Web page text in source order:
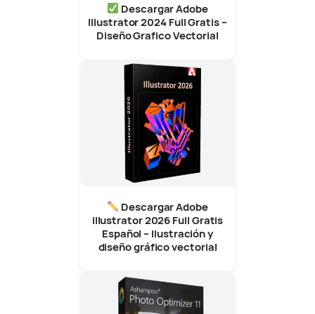
Descargar Adobe
Illustrator 2024 Full Gratis –
Diseño Grafico Vectorial
Descargar Adobe
Illustrator 2026 Full Gratis
Español – Ilustración y
diseño gráfico vectorial